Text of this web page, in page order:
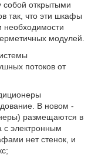
открытыми
так, что эти шкафы
модулей.
потоков от
В новом -
размещаются в
электронным
нет стенок, и